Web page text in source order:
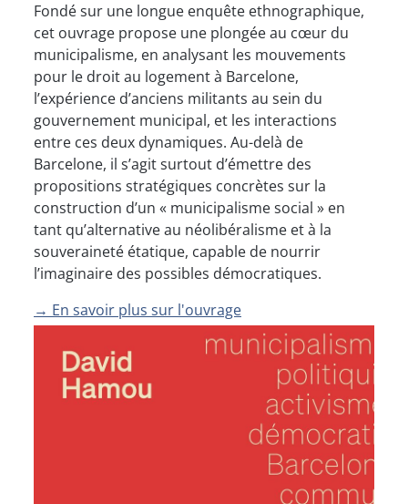
Fondé sur une longue enquête ethnographique,
cet ouvrage propose une plongée au cœur du
municipalisme, en analysant les mouvements
pour le droit au logement à Barcelone,
l’expérience d’anciens militants au sein du
gouvernement municipal, et les interactions
entre ces deux dynamiques. Au-delà de
Barcelone, il s’agit surtout d’émettre des
propositions stratégiques concrètes sur la
construction d’un « municipalisme social » en
tant qu’alternative au néolibéralisme et à la
souveraineté étatique, capable de nourrir
l’imaginaire des possibles démocratiques.
→ En savoir plus sur l'ouvrage